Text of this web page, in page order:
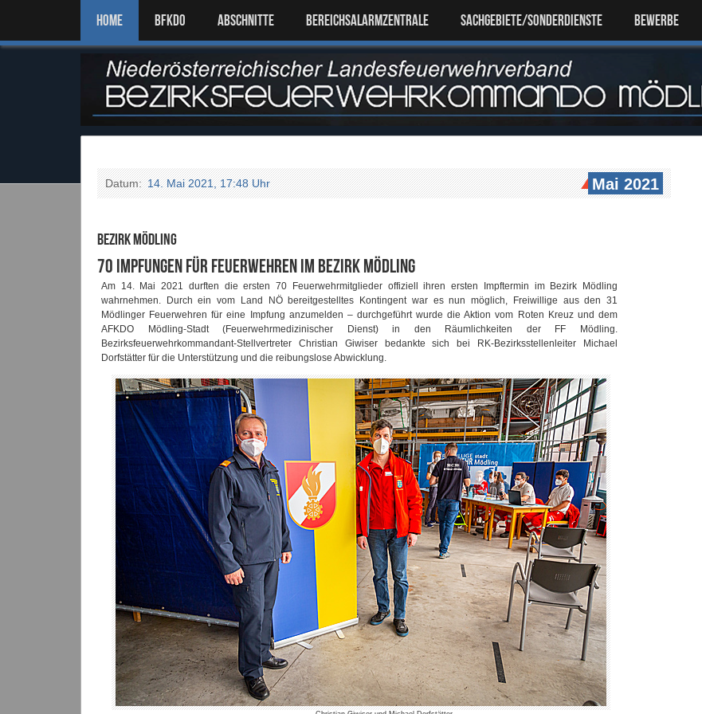
Home BFKDO ABSCHNITTE BEREICHSALARMZENTRALE SACHGEBIETE/SONDERDIENSTE Bewerbe
Datum:14. Mai 2021, 17:48 Uhr Mai 2021
Bezirk Mödling
70 Impfungen für Feuerwehren im Bezirk Mödling
Am 14. Mai 2021 durften die ersten 70 Feuerwehrmitglieder offiziell ihren ersten Impftermin im Bezirk Mödling
wahrnehmen. Durch ein vom Land NÖ bereitgestelltes Kontingent war es nun möglich, Freiwillige aus den 31
Mödlinger Feuerwehren für eine Impfung anzumelden – durchgeführt wurde die Aktion vom Roten Kreuz und dem
AFKDO Mödling-Stadt (Feuerwehrmedizinischer Dienst) in den Räumlichkeiten der FF Mödling.
Bezirksfeuerwehrkommandant-Stellvertreter Christian Giwiser bedankte sich bei RK-Bezirksstellenleiter Michael
Dorfstätter für die Unterstützung und die reibungslose Abwicklung.